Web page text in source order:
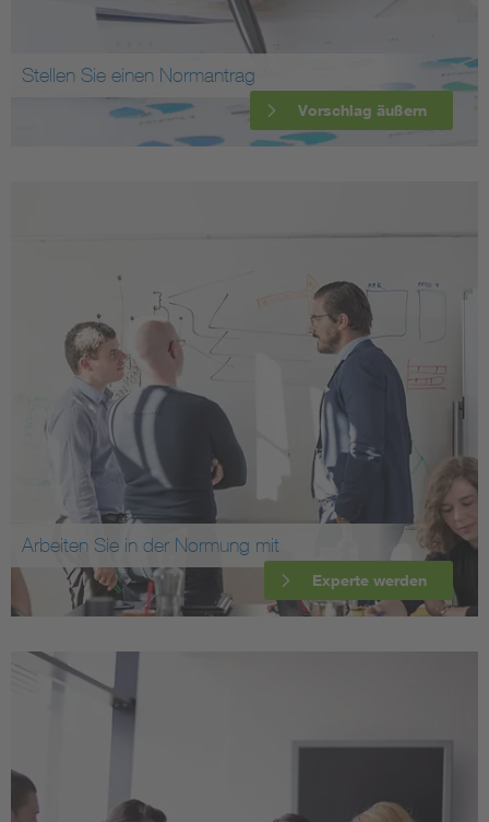
Stellen Sie einen Normantrag
Vorschlag äußern
Arbeiten Sie in der Normung mit
Experte werden